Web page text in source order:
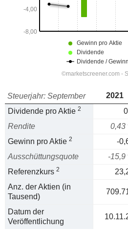
Steuerjahr: September 2021
Dividende pro Aktie 2
Rendite
0,43
Gewinn pro Aktie 2 -
Ausschüttungsquote
-15,9
Referenzkurs 2
Anz. der Aktien (in
Tausend)
Datum der
Veröffentlichung